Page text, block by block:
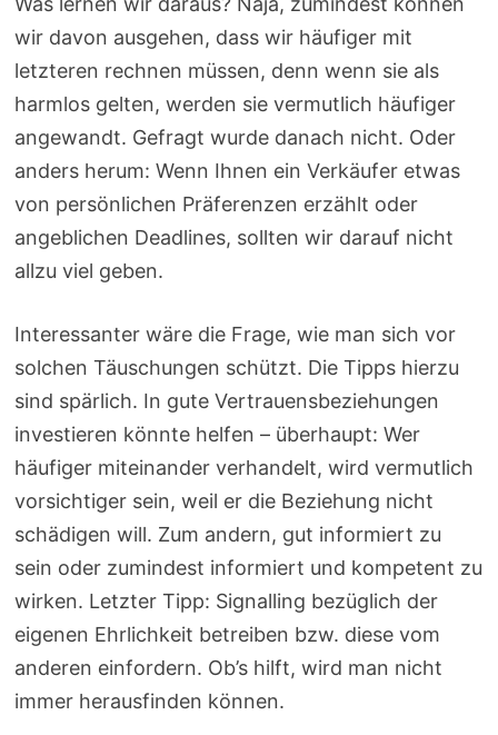
wir davon ausgehen, dass wir häufiger mit
letzteren rechnen müssen, denn wenn sie als
harmlos gelten, werden sie vermutlich häufiger
angewandt. Gefragt wurde danach nicht. Oder
anders herum: Wenn Ihnen ein Verkäufer etwas
von persönlichen Präferenzen erzählt oder
angeblichen Deadlines, sollten wir darauf nicht
allzu viel geben.
Interessanter wäre die Frage, wie man sich vor
solchen Täuschungen schützt. Die Tipps hierzu
sind spärlich. In gute Vertrauensbeziehungen
investieren könnte helfen – überhaupt: Wer
häufiger miteinander verhandelt, wird vermutlich
vorsichtiger sein, weil er die Beziehung nicht
schädigen will. Zum andern, gut informiert zu
sein oder zumindest informiert und kompetent zu
wirken. Letzter Tipp: Signalling bezüglich der
eigenen Ehrlichkeit betreiben bzw. diese vom
anderen einfordern. Ob’s hilft, wird man nicht
immer herausfinden können.